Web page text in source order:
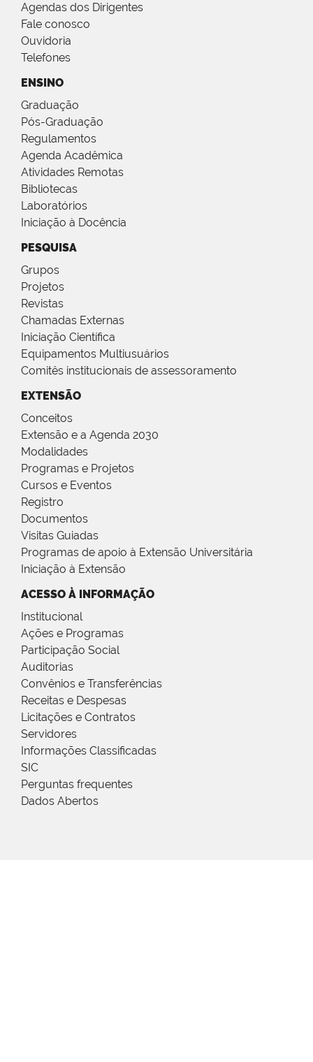
Agendas dos Dirigentes
Fale conosco
Ouvidoria
Telefones
ENSINO
Graduação
Pós-Graduação
Regulamentos
Agenda Acadêmica
Atividades Remotas
Bibliotecas
Laboratórios
Iniciação à Docência
PESQUISA
Grupos
Projetos
Revistas
Chamadas Externas
Iniciação Científica
Equipamentos Multiusuários
Comitês institucionais de assessoramento
EXTENSÃO
Conceitos
Extensão e a Agenda 2030
Modalidades
Programas e Projetos
Cursos e Eventos
Registro
Documentos
Visitas Guiadas
Programas de apoio à Extensão Universitária
Iniciação à Extensão
ACESSO À INFORMAÇÃO
Institucional
Ações e Programas
Participação Social
Auditorias
Convênios e Transferências
Receitas e Despesas
Licitações e Contratos
Servidores
Informações Classificadas
SIC
Perguntas frequentes
Dados Abertos